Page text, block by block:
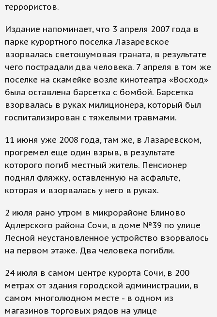
террористов.
Издание напоминает, что 3 апреля 2007 года в
парке курортного поселка Лазаревское
взорвалась светошумовая граната, в результате
чего пострадали два человека. 7 апреля в том же
поселке на скамейке возле кинотеатра «Восход»
была оставлена барсетка с бомбой. Барсетка
взорвалась в руках милиционера, который был
госпитализирован с тяжелыми травмами.
11 июня уже 2008 года, там же, в Лазаревском,
прогремел еще один взрыв, в результате
которого погиб местный житель. Пенсионер
поднял фляжку, оставленную на асфальте,
которая и взорвалась у него в руках.
2 июля рано утром в микрорайоне Блиново
Адлерского района Сочи, в доме №39 по улице
Лесной неустановленное устройство взорвалось
на первом этаже. Два человека погибли.
24 июля в самом центре курорта Сочи, в 200
метрах от здания городской администрации, в
самом многолюдном месте - в одном из
магазинов торговых рядов на улице